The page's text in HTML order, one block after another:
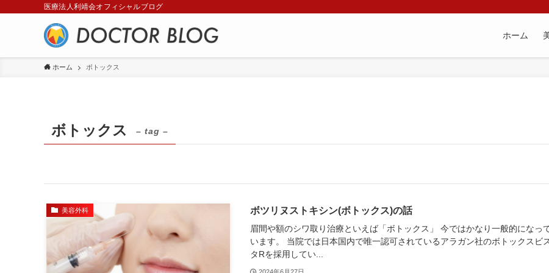
医療法人利靖会オフィシャルブログ
ホーム
ホーム ボトックス
ボトックス – tag –
美容外科 ボツリヌストキシン(ボトックス)の話
眉間や額のシワ取り治療といえば「ボトックス」 今ではかなり一般的になっ
います。 当院では日本国内で唯一認可されているアラガン社のボトックスビ
タRを採用してい...